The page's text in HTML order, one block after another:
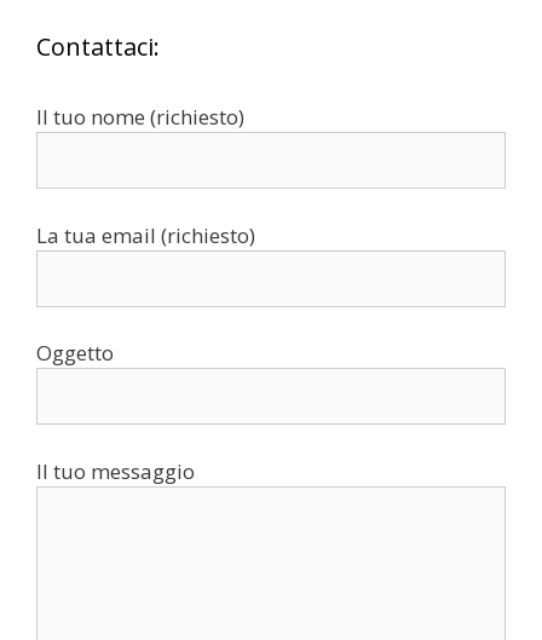
Contattaci:
Il tuo nome (richiesto)
La tua email (richiesto)
Oggetto
Il tuo messaggio